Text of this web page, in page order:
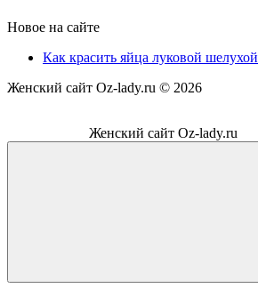
Новое на сайте
Как красить яйца луковой шелухой
Женский сайт Oz-lady.ru © 2026
Женский сайт Oz-lady.ru